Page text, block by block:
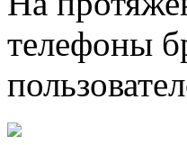
телефоны